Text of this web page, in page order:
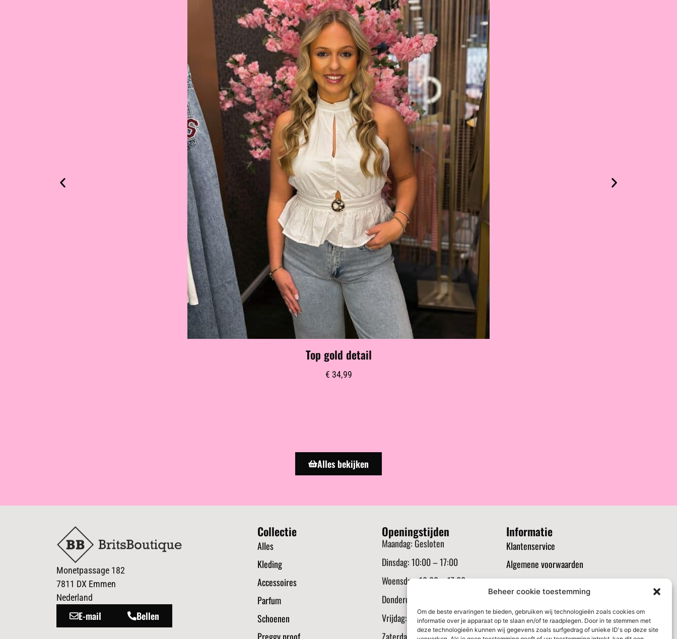
Beheer cookie toestemming
Om de beste ervaringen te bieden, gebruiken wij technologieën zoals cookies om
informatie over je apparaat op te slaan en/of te raadplegen. Door in te stemmen met
deze technologieën kunnen wij gegevens zoals surfgedrag of unieke ID's op deze site
Top gold detail
€ 34,99
Alles bekijken
Monetpassage 182
7811 DX Emmen
Nederland
E-mail Bellen
Collectie
Alles
Kleding
Accessoires
Parfum
Schoenen
Preggy proof
Openingstijden
Maandag: Gesloten
Dinsdag: 10:00 – 17:00
Woensdag: 10:00 – 17:00
Donderdag: 10:00 – 21:00
Vrijdag: 10:00 – 17:00
Zaterdag: 10:00 – 17:00
Informatie
Klantenservice
Algemene voorwaarden
Verzenden en routerneren
Cookiebeleid (EU)